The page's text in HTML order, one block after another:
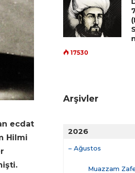
ecdat
Hilmi
17530
Arşivler
2026
– Ağustos
Muazzam